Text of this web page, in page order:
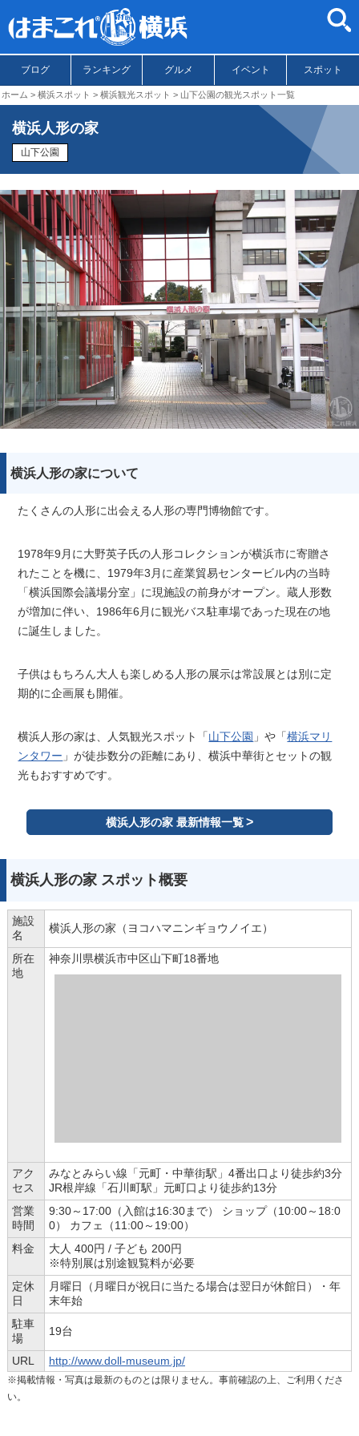
ブログ ランキング グルメ イベント スポット
ホーム 横浜スポット 横浜観光スポット 山下公園の観光スポット一覧
横浜人形の家
山下公園
横浜人形の家について
たくさんの人形に出会える人形の専門博物館です。
1978年9月に大野英子氏の人形コレクションが横浜市に寄贈さ
れたことを機に、1979年3月に産業貿易センタービル内の当時
「横浜国際会議場分室」に現施設の前身がオープン。蔵人形数
が増加に伴い、1986年6月に観光バス駐車場であった現在の地
に誕生しました。
子供はもちろん大人も楽しめる人形の展示は常設展とは別に定
期的に企画展も開催。
横浜人形の家は、人気観光スポット「 山下公園 」や「横浜マリ
ンタワー 」が徒歩数分の距離にあり、横浜中華街とセットの観
光もおすすめです。
横浜人形の家 最新情報一覧
横浜人形の家 スポット概要
施設
名
横浜人形の家（ヨコハマニンギョウノイエ）
所在
地
神奈川県横浜市中区山下町18番地
アク
セス
みなとみらい線「元町・中華街駅」4番出口より徒歩約3分
JR根岸線「石川町駅」元町口より徒歩約13分
営業
時間
9:30～17:00（入館は16:30まで） ショップ（10:00～18:0
0） カフェ（11:00～19:00）
料金
大人 400円 / 子ども 200円
※特別展は別途観覧料が必要
定休
日
月曜日（月曜日が祝日に当たる場合は翌日が休館日）・年
末年始
駐車
場
19台
URL http://www.doll-museum.jp/
※掲載情報・写真は最新のものとは限りません。事前確認の上、ご利用くださ
い。